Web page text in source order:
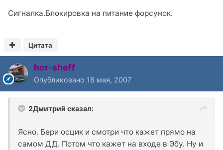
Сигналка.Блокировка на питание форсунок.
Цитата
hor-sheff
Опубликовано 18 мая, 2007
2Дмитрий сказал:
Ясно. Бери осцик и смотри что кажет прямо на
самом ДД. Потом что кажет на входе в Эбу. Ну и